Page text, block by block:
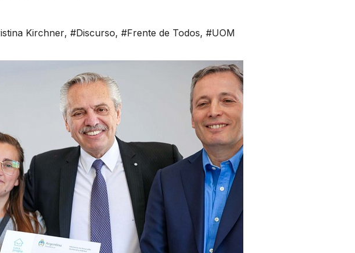
Kirchner, #Discurso, #Frente de Todos, #UOM